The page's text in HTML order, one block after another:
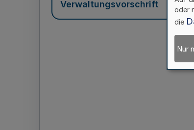
Verwaltungsvorschrift
oder
die
Nur